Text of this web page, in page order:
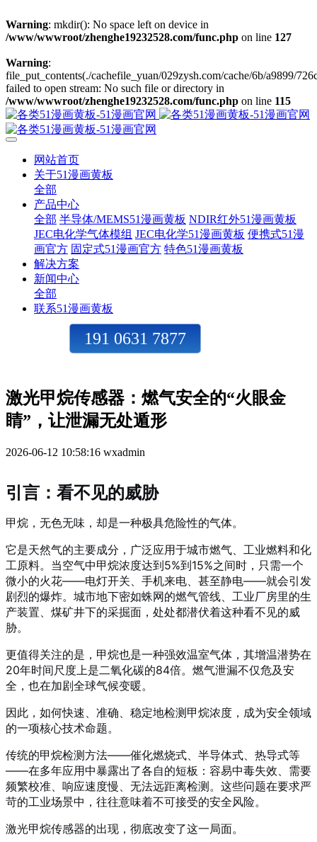
Warning: mkdir(): No space left on device in
/www/wwwroot/zhenghe19232528.com/func.php on line 127
Warning:
file_put_contents(./cachefile_yuan/029zysh.com/cache/6b/a9899/
failed to open stream: No such file or directory in
/www/wwwroot/zhenghe19232528.com/func.php on line 115
网站首页
关于51漫画黄板
全部
产品中心
全部 半导体/MEMS51漫画黄板 NDIR红外51漫画黄板
JEC电化学气体模组 JEC电化学51漫画黄板 便携式51漫
画官方 固定式51漫画官方 特色51漫画黄板
解决方案
新闻中心
全部
联系51漫画黄板
191 0631 7877
激光甲烷传感器：燃气安全的“火眼金
睛”，让泄漏无处遁形
2026-06-12 10:58:16 wxadmin
引言：看不见的威胁
甲烷，无色无味，却是一种极具危险性的气体。
它是天然气的主要成分，广泛应用于城市燃气、工业燃料和化
工原料。当空气中甲烷浓度达到5%到15%之间时，只需一个
微小的火花——电灯开关、手机来电、甚至静电——就会引发
剧烈的爆炸。城市地下密如蛛网的燃气管线、工业厂房里的生
产装置、煤矿井下的采掘面，处处都潜伏着这种看不见的威
胁。
更值得关注的是，甲烷也是一种强效温室气体，其增温潜势在
20年时间尺度上是二氧化碳的84倍。燃气泄漏不仅危及安
全，也在加剧全球气候变暖。
因此，如何快速、准确、稳定地检测甲烷浓度，成为安全领域
的一项核心技术命题。
传统的甲烷检测方法——催化燃烧式、半导体式、热导式等
——在多年应用中暴露出了各自的短板：容易中毒失效、需要
频繁校准、响应速度慢、无法远距离检测。这些问题在要求严
苛的工业场景中，往往意味着不可接受的安全风险。
激光甲烷传感器的出现，彻底改变了这一局面。